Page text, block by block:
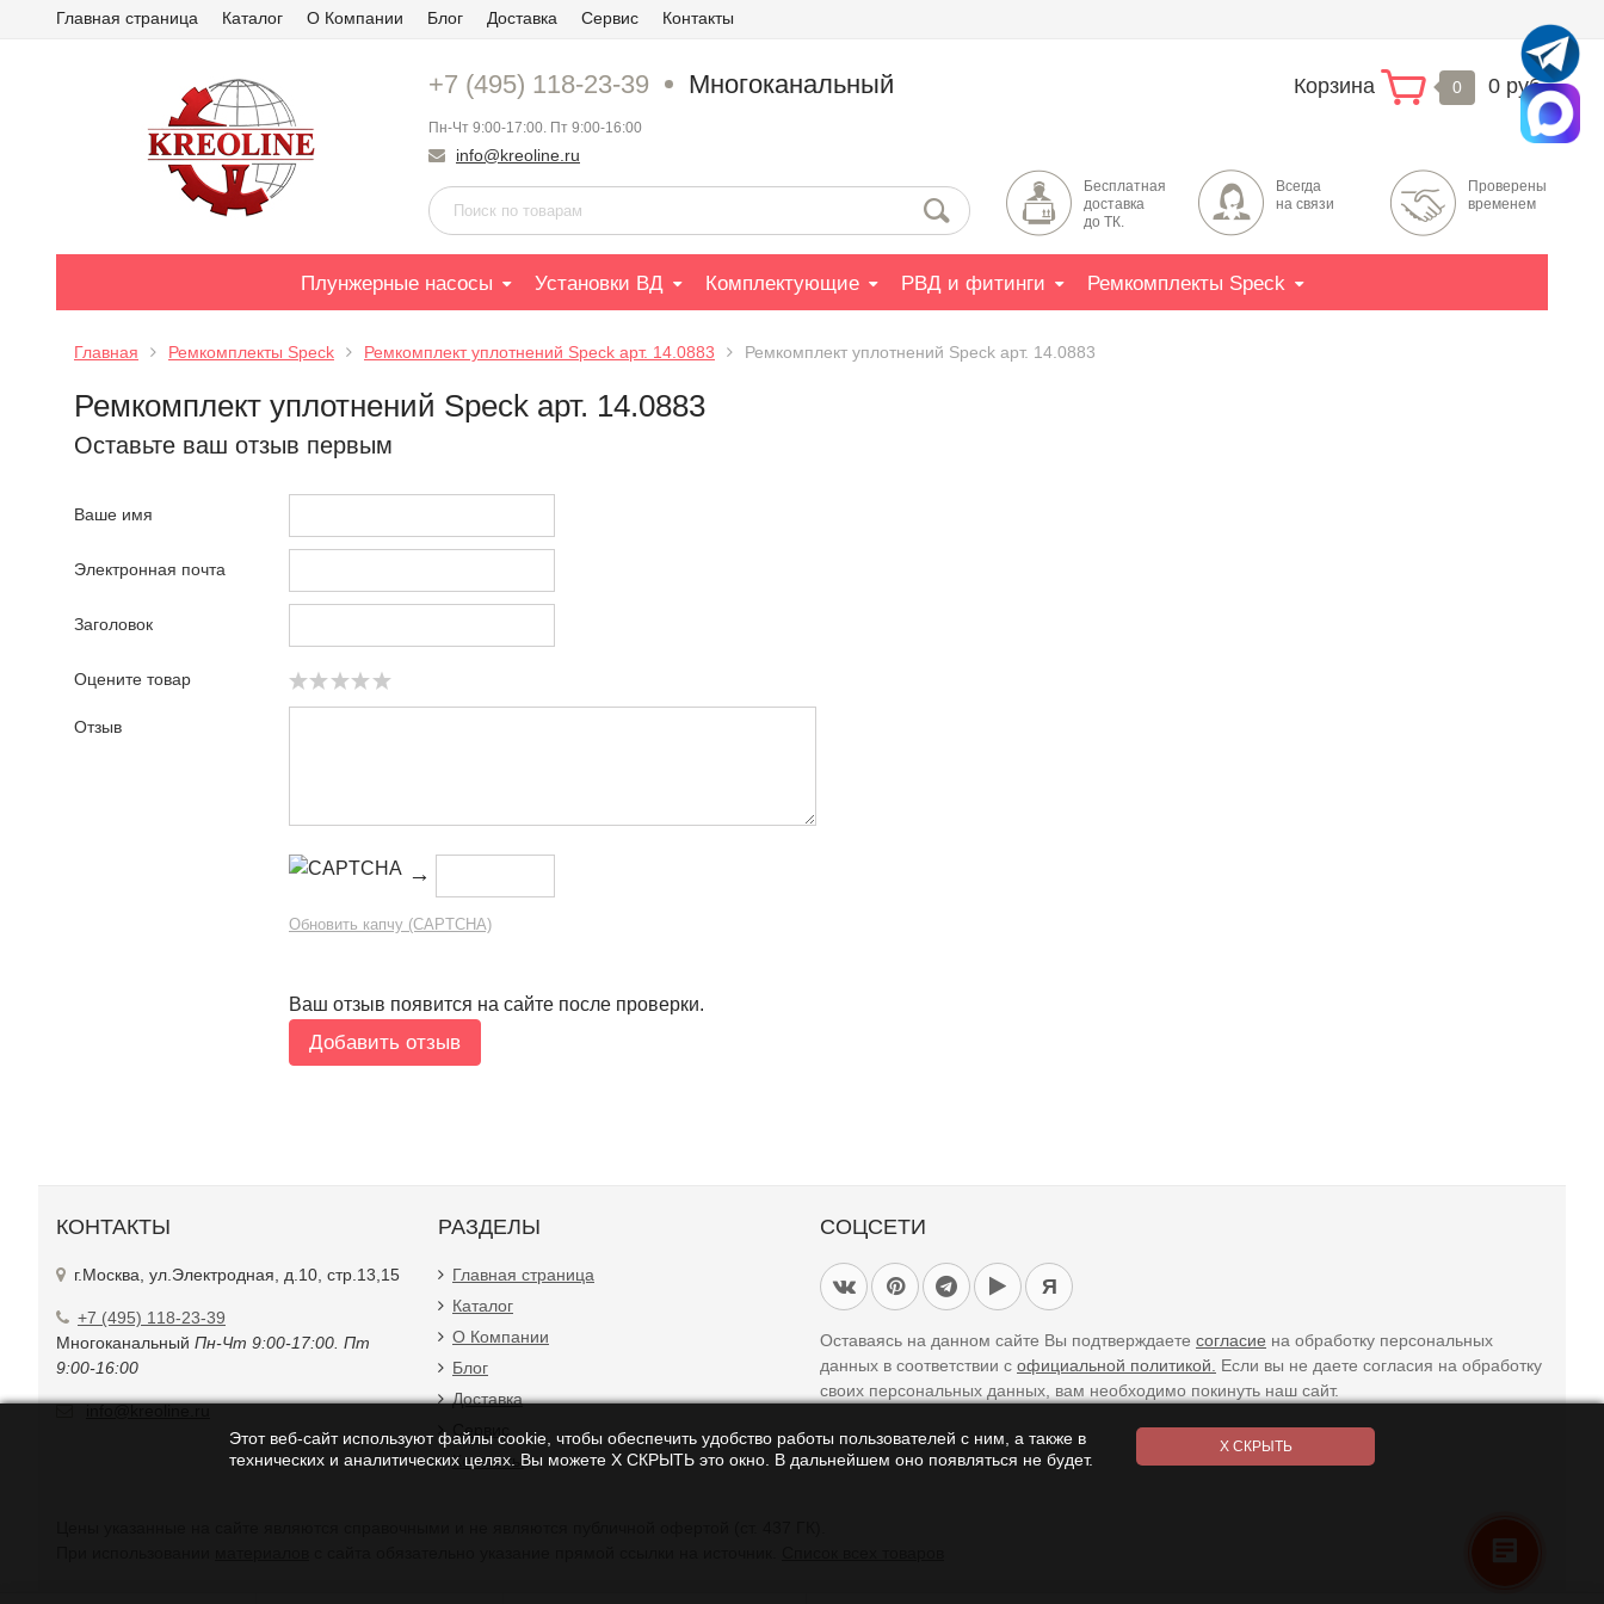
Главная страница Каталог О Компании Блог Доставка Сервис Контакты
+7 (495) 118-23-39 Многоканальный
Пн-Чт 9:00-17:00. Пт 9:00-16:00
info@kreoline.ru
Корзина 0 0 руб.
Бесплатная
доставка
до ТК.
Всегда
на связи
Проверены
временем
Плунжерные насосы Установки ВД Комплектующие РВД и фитинги Ремкомплекты Speck
Главная Ремкомплекты Speck Ремкомплект уплотнений Speck арт. 14.0883 Ремкомплект уплотнений Speck арт. 14.0883
Ремкомплект уплотнений Speck арт. 14.0883
Оставьте ваш отзыв первым
Ваше имя
Электронная почта
Заголовок
Оцените товар
Отзыв
→
Обновить капчу (CAPTCHA)
Ваш отзыв появится на сайте после проверки.
КОНТАКТЫ
г.Москва, ул.Электродная, д.10, стр.13,15
+7 (495) 118-23-39
Многоканальный Пн-Чт 9:00-17:00. Пт
9:00-16:00
РАЗДЕЛЫ
Главная страница
Каталог
О Компании
Блог
Доставка
Сервис
Контакты
СОЦСЕТИ
Я
Оставаясь на данном сайте Вы подтверждаете согласие на обработку персональных
данных в соответствии с официальной политикой.
Если вы не даете согласия на обработку
своих персональных данных, вам необходимо покинуть наш сайт.
Этот веб-сайт используют файлы cookie, чтобы обеспечить удобство работы пользователей с ним, а также в
технических и аналитических целях. Вы можете Х СКРЫТЬ это окно. В дальнейшем оно появляться не будет.